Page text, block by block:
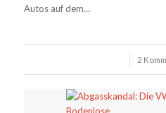
Autos auf dem…
2